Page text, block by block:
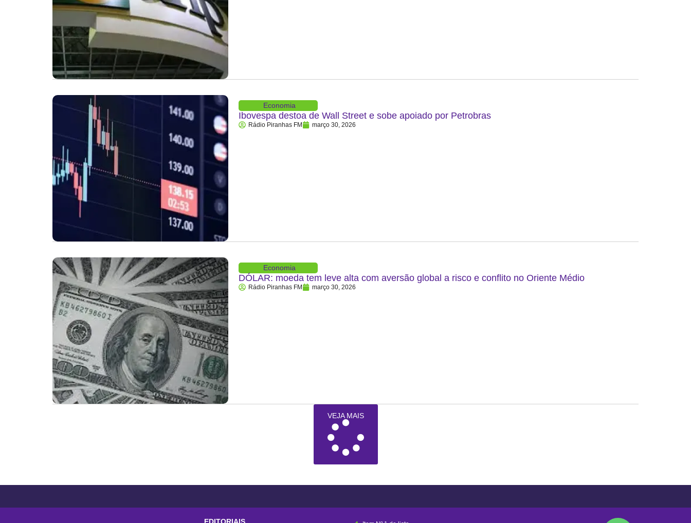
Economia
Ibovespa destoa de Wall Street e sobe apoiado por Petrobras
Rádio Piranhas FM março 30, 2026
Economia
DÓLAR: moeda tem leve alta com aversão global a risco e conflito no Oriente Médio
Rádio Piranhas FM março 30, 2026
VEJA MAIS
EDITORIAIS